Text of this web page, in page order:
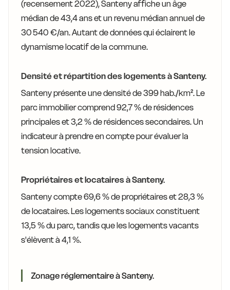
(recensement 2022), Santeny affiche un âge
médian de 43,4 ans et un revenu médian annuel de
30 540 €/an. Autant de données qui éclairent le
dynamisme locatif de la commune.
Densité et répartition des logements à Santeny.
Santeny présente une densité de 399 hab./km². Le
parc immobilier comprend 92,7 % de résidences
principales et 3,2 % de résidences secondaires. Un
indicateur à prendre en compte pour évaluer la
tension locative.
Propriétaires et locataires à Santeny.
Santeny compte 69,6 % de propriétaires et 28,3 %
de locataires. Les logements sociaux constituent
13,5 % du parc, tandis que les logements vacants
s'élèvent à 4,1 %.
Zonage réglementaire à Santeny.